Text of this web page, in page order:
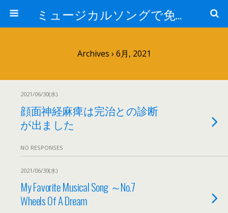
ミュージカルソングで免疫力を高める My Music and Spiritual Therapy
Archives › 6月, 2021
2021/06/30(水)
顔面神経麻痺は完治との診断
が出ました
NO RESPONSES
2021/06/30(水)
My Favorite Musical Song ～No.7
Wheels Of A Dream